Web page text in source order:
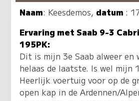
Naam: Keesdemos, datum :
Ervaring met Saab 9-3
195PK:
Dit is mijn 3e Saab alweer en
helaas de laatste. Is wel mijn
Heerlijk voertuig voor op de
open kap in de Ardennen/